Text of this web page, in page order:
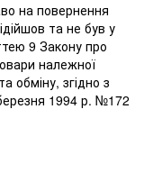
на повернення
та не був у
9 Закону про
належної
обміну, згідно з
1994 р. №172